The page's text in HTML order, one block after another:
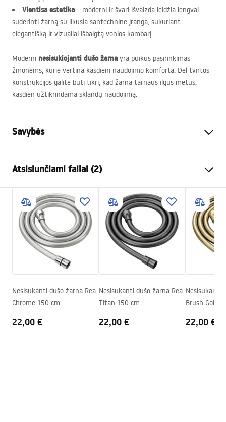
Vientisa estetika – moderni ir švari išvaizda leidžia lengvai
suderinti žarną su likusia santechnine įranga, sukuriant
elegantišką ir vizualiai išbaigtą vonios kambarį.
Moderni nesisukiojanti dušo žarna yra puikus pasirinkimas
žmonėms, kurie vertina kasdienį naudojimo komfortą. Dėl tvirtos
konstrukcijos galite būti tikri, kad žarna tarnaus ilgus metus,
kasdien užtikrindama sklandų naudojimą.
Savybės
Garantija
Medžiaga
Žalvaris, PVC, rubber
Svoris
1kg
Gamintojo kodas
JS-017
Spalva
Chrome
Atsisiunčiami failai (2)
Saugos informacija
WARUNKI_BEZPIECZENSTWA_AKCESORIA_LAZIENKOWE.
pdf
Garantijos sąlygos
Warranty_Terms_and_Conditions_Accessories_-_24.pdf
Nesisukanti dušo žarna Rea
Chrome 150 cm
22,00 €
Nesisukanti dušo žarna Rea
Titan 150 cm
22,00 €
Nesisukanti
Brush Gold
22,00 €